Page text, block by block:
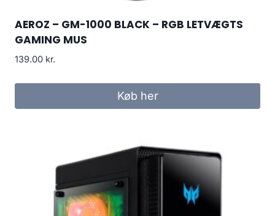
AEROZ – GM-1000 BLACK – RGB LETVÆGTS
GAMING MUS
139.00 kr.
Køb her